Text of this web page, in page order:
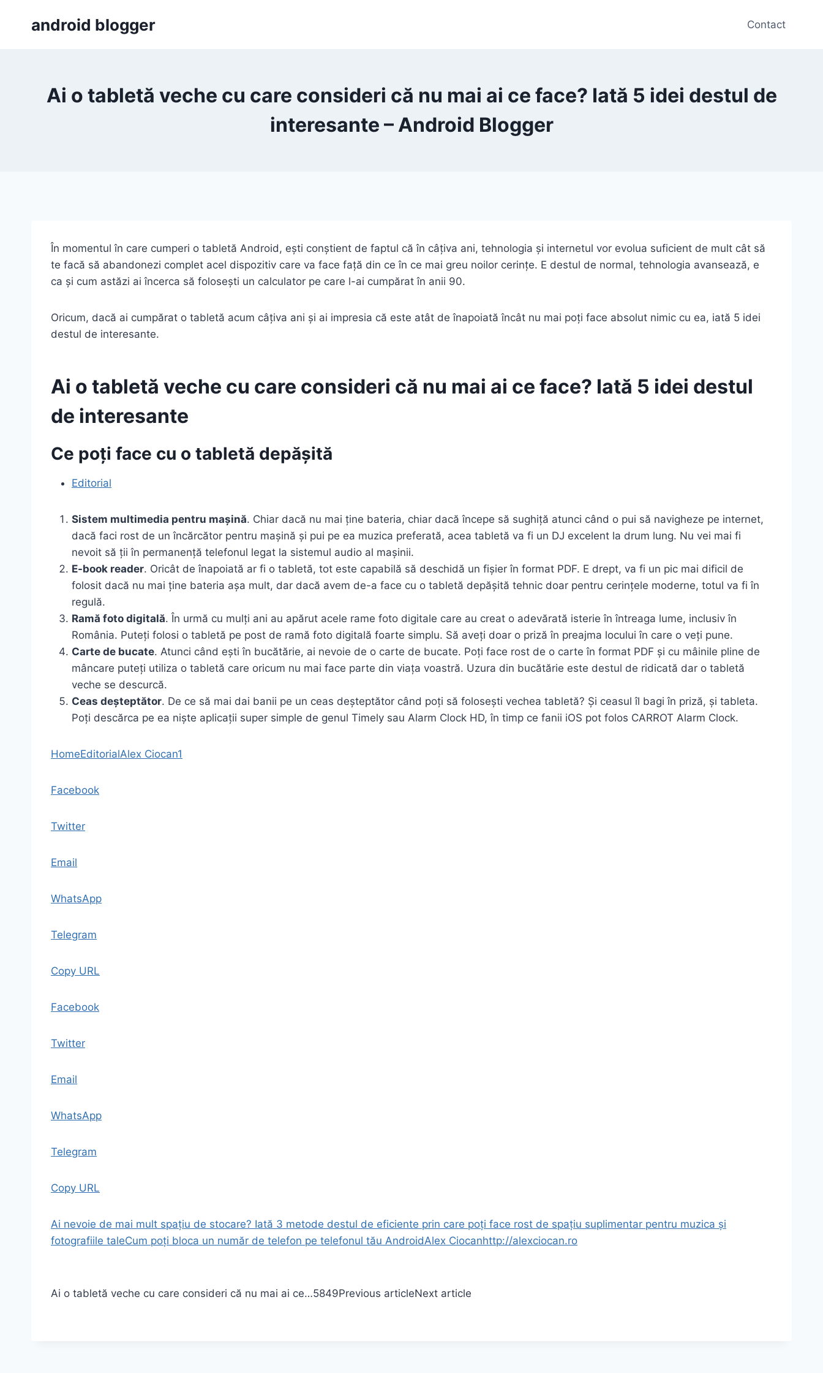
android blogger Contact
Ai o tabletă veche cu care consideri că nu mai ai ce face? Iată 5 idei destul de
interesante – Android Blogger
În momentul în care cumperi o tabletă Android, ești conștient de faptul că în câțiva ani, tehnologia și internetul vor evolua suficient de mult cât să
te facă să abandonezi complet acel dispozitiv care va face față din ce în ce mai greu noilor cerințe. E destul de normal, tehnologia avansează, e
ca și cum astăzi ai încerca să folosești un calculator pe care l-ai cumpărat în anii 90.
Oricum, dacă ai cumpărat o tabletă acum câțiva ani și ai impresia că este atât de înapoiată încât nu mai poți face absolut nimic cu ea, iată 5 idei
destul de interesante.
Ai o tabletă veche cu care consideri că nu mai ai ce face? Iată 5 idei destul
de interesante
Ce poți face cu o tabletă depășită
Editorial
Sistem multimedia pentru mașină. Chiar dacă nu mai ține bateria, chiar dacă începe să sughiță atunci când o pui să navigheze pe internet,
dacă faci rost de un încărcător pentru mașină și pui pe ea muzica preferată, acea tabletă va fi un DJ excelent la drum lung. Nu vei mai fi
nevoit să ții în permanență telefonul legat la sistemul audio al mașinii.
E-book reader. Oricât de înapoiată ar fi o tabletă, tot este capabilă să deschidă un fișier în format PDF. E drept, va fi un pic mai dificil de
folosit dacă nu mai ține bateria așa mult, dar dacă avem de-a face cu o tabletă depășită tehnic doar pentru cerințele moderne, totul va fi în
regulă.
Ramă foto digitală. În urmă cu mulți ani au apărut acele rame foto digitale care au creat o adevărată isterie în întreaga lume, inclusiv în
România. Puteți folosi o tabletă pe post de ramă foto digitală foarte simplu. Să aveți doar o priză în preajma locului în care o veți pune.
Carte de bucate. Atunci când ești în bucătărie, ai nevoie de o carte de bucate. Poți face rost de o carte în format PDF și cu mâinile pline de
mâncare puteți utiliza o tabletă care oricum nu mai face parte din viața voastră. Uzura din bucătărie este destul de ridicată dar o tabletă
veche se descurcă.
Ceas deșteptător. De ce să mai dai banii pe un ceas deșteptător când poți să folosești vechea tabletă? Și ceasul îl bagi în priză, și tableta.
Poți descărca pe ea niște aplicații super simple de genul Timely sau Alarm Clock HD, în timp ce fanii iOS pot folos CARROT Alarm Clock.
HomeEditorialAlex Ciocan1
Facebook
Twitter
Email
WhatsApp
Telegram
Copy URL
Facebook
Twitter
Email
WhatsApp
Telegram
Copy URL
Ai nevoie de mai mult spațiu de stocare? Iată 3 metode destul de eficiente prin care poți face rost de spațiu suplimentar pentru muzica și
fotografiile taleCum poți bloca un număr de telefon pe telefonul tău AndroidAlex Ciocanhttp://alexciocan.ro
Ai o tabletă veche cu care consideri că nu mai ai ce…5849Previous articleNext article